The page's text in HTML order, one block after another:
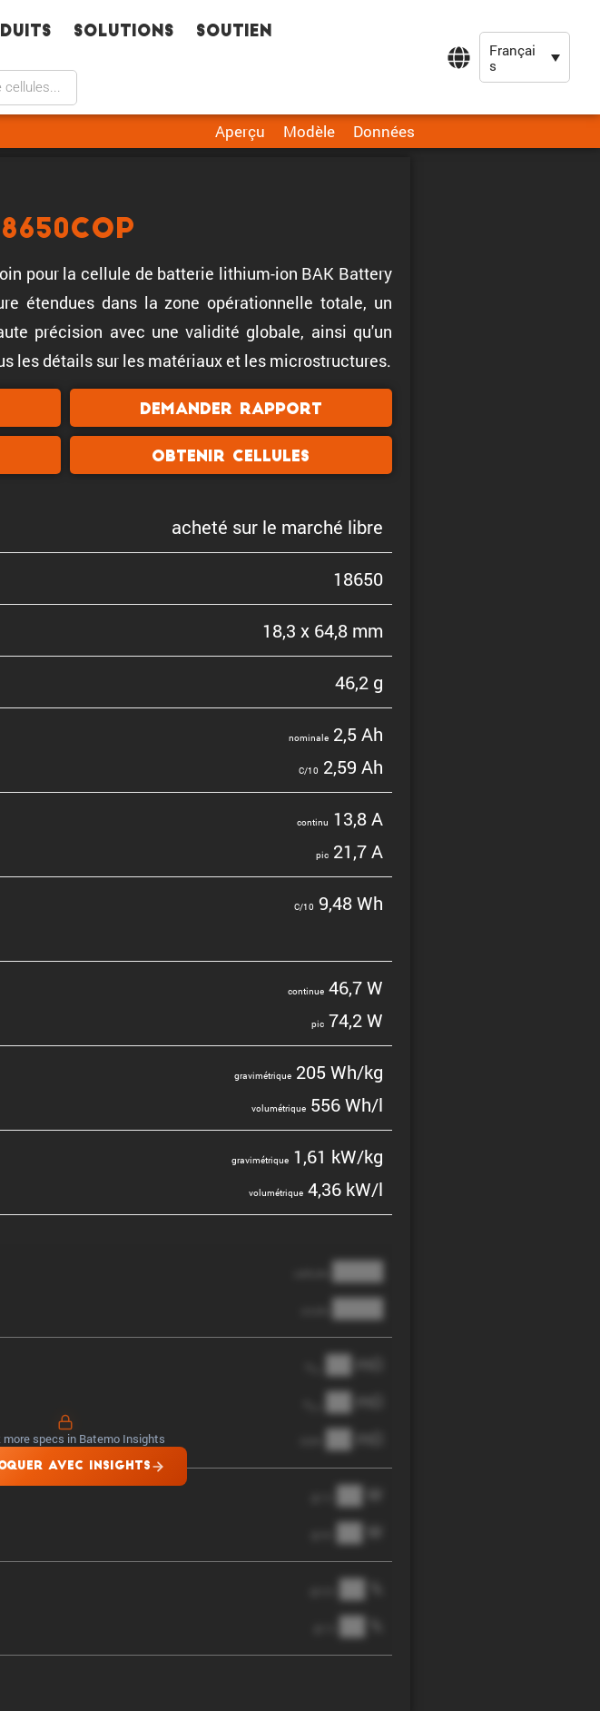
Solutions Soutien
Françai
s
Aperçu Modèle Données
pour la cellule de batterie lithium-ion BAK Battery
étendues dans la zone opérationnelle totale, un
précision avec une validité globale, ainsi qu'un
les détails sur les matériaux et les microstructures.
Demander rapport
Obtenir cellules
acheté sur le marché libre
18650
18,3 x 64,8 mm
46,2 g
nominale2,5 Ah
C/10 2,59 Ah
continu 13,8 A
pic21,7 A
C/10 9,48 Wh
continue46,7 W
pic74,2 W
gravi­mé­trique205 Wh/kg
volumé­trique556 Wh/l
gravi­mé­trique1,61 kW/kg
volumé­trique4,36 kW/l
████
████
██ mΩ
██ mΩ
██ mΩ
██ W
██ W
██ %
██ %
more specs in Batemo Insights
AVEC INSIGHTS